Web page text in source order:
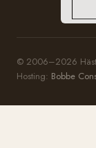
© 2006–2026
Hosting: Bobbe